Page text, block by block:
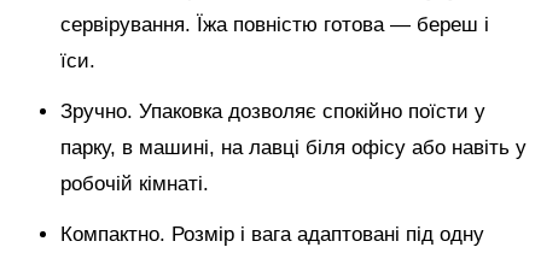
сервірування. Їжа повністю готова — береш і
їси.
Зручно. Упаковка дозволяє спокійно поїсти у
парку, в машині, на лавці біля офісу або навіть у
робочій кімнаті.
Компактно. Розмір і вага адаптовані під одну